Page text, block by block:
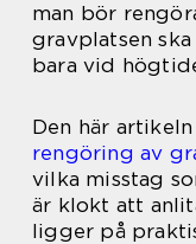
man bör
gravplatsen
bara vid
Den här
rengöring av
vilka misstag
är klokt att
ligger på